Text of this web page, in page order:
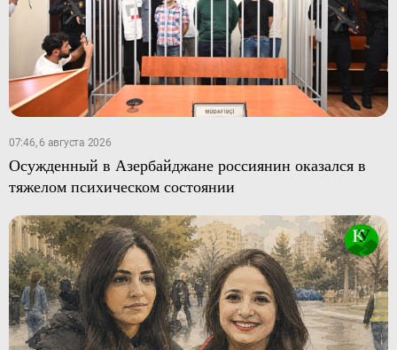
07:46, 6 августа 2026
Осужденный в Азербайджане россиянин оказался в
тяжелом психическом состоянии